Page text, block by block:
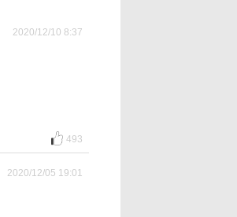
2020/12/10 8:37
493
2020/12/05 19:01